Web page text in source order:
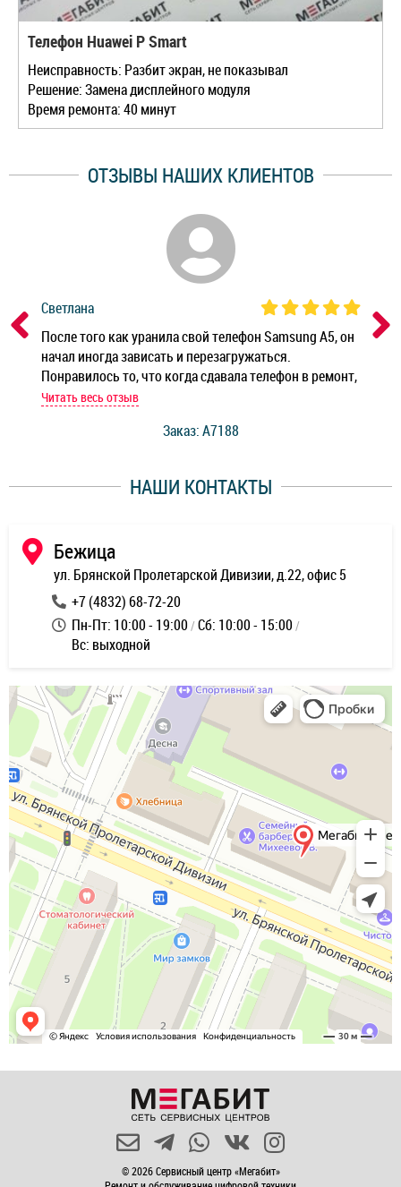
Телефон Huawei P Smart
Неисправность: Разбит экран, не показывал
Решение: Замена дисплейного модуля
Время ремонта: 40 минут
ОТЗЫВЫ НАШИХ КЛИЕНТОВ
Светлана
После того как уранила свой телефон Samsung A5, он
начал иногда зависать и перезагружаться.
Понравилось то, что когда сдавала телефон в ремонт,
мастер при мне сделал быструю диагностику и сказал
работы и оперативность!
Читать весь отзыв
Заказ: A7188
НАШИ КОНТАКТЫ
Бежица
ул. Брянской Пролетарской Дивизии, д.22, офис 5
+7 (4832) 68-72-20
Пн-Пт: 10:00 - 19:00 Сб: 10:00 - 15:00
Вс: выходной
© 2026 Сервисный центр «Мегабит»